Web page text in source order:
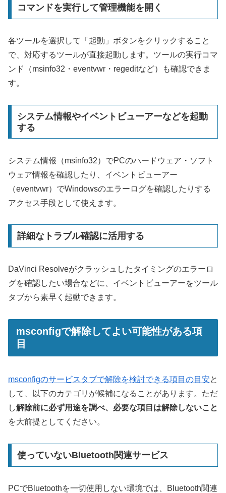
コマンドを実行して管理機能を開く
各ツールを選択して「起動」ボタンをクリックすること
で、対応するツールが直接起動します。ツールの実行コマ
ンド（msinfo32・eventvwr・regeditなど）も確認できま
す。
システム情報やイベントビューアーなどを起動
する
システム情報（msinfo32）でPCのハードウェア・ソフト
ウェア情報を確認したり、イベントビューアー
（eventvwr）でWindowsのエラーログを確認したりする
アクセス手段として使えます。
詳細なトラブル確認に活用する
DaVinci Resolveがクラッシュしたタイミングのエラーロ
グを確認したい場合などに、イベントビューアーをツール
タブから素早く起動できます。
msconfigで解除してよい可能性がある項
目
msconfigのサービスタブで解除を検討できる項目の目安と
して、以下のカテゴリが候補になることがあります。ただ
し解除前に必ず用途を調べ、必要な項目は解除しないこと
を大前提としてください。
使っていないBluetooth関連サービス
PCでBluetoothを一切使用しない環境では、Bluetooth関連